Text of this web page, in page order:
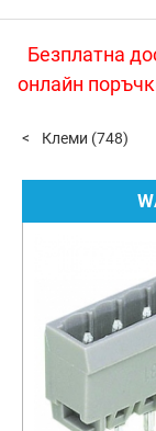
Безплатна
онлайн
Клеми (748)